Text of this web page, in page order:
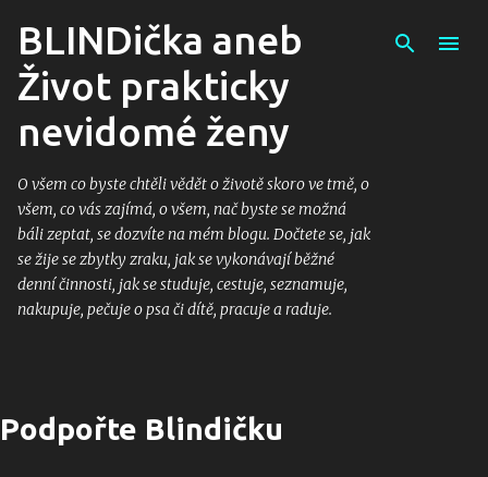
Přeskočit na hlavní obsah
BLINDička aneb
Život prakticky
nevidomé ženy
O všem co byste chtěli vědět o životě skoro ve tmě, o
všem, co vás zajímá, o všem, nač byste se možná
báli zeptat, se dozvíte na mém blogu. Dočtete se, jak
se žije se zbytky zraku, jak se vykonávají běžné
denní činnosti, jak se studuje, cestuje, seznamuje,
nakupuje, pečuje o psa či dítě, pracuje a raduje.
Podpořte Blindičku